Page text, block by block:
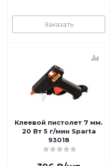
Заказать
Клеевой пистолет 7 мм.
20 Вт 5 г/мин Sparta
93018